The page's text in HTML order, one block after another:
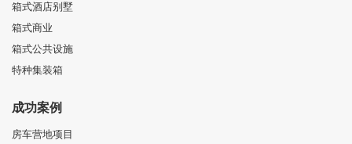
箱式酒店别墅
箱式商业
箱式公共设施
特种集装箱
成功案例
房车营地项目